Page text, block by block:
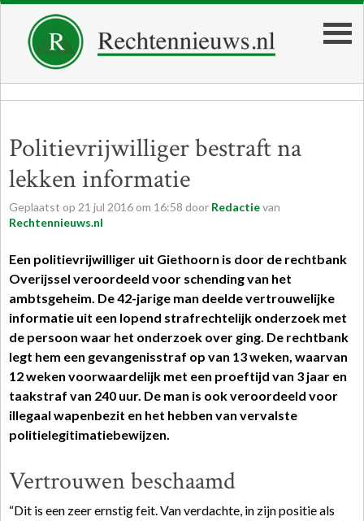
Politievrijwilliger bestraft na
lekken informatie
Geplaatst op 21 jul 2016 om 16:58 door Redactievan
Rechtennieuws.nl
Een politievrijwilliger uit Giethoorn is door de rechtbank
Overijssel veroordeeld voor schending van het
ambtsgeheim. De 42-jarige man deelde vertrouwelijke
informatie uit een lopend strafrechtelijk onderzoek met
de persoon waar het onderzoek over ging. De rechtbank
legt hem een gevangenisstraf op van 13 weken, waarvan
12 weken voorwaardelijk met een proeftijd van 3 jaar en
taakstraf van 240 uur. De man is ook veroordeeld voor
illegaal wapenbezit en het hebben van vervalste
politielegitimatiebewijzen.
Vertrouwen beschaamd
“Dit is een zeer ernstig feit. Vanverdachte, in zijn positie als